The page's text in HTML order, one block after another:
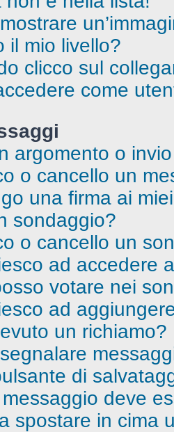
il mio livello?
clicco sul
come
argomento o
o cancello un
una firma ai
sondaggio?
o cancello un
ad accedere
votare nei
ad
un richiamo?
di
deve
spostare in cima